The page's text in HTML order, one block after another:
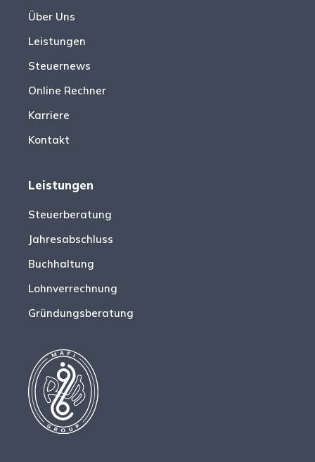
Über Uns
Leistungen
Steuernews
Online Rechner
Karriere
Kontakt
Leistungen
Steuerberatung
Jahresabschluss
Buchhaltung
Lohnverrechnung
Gründungsberatung